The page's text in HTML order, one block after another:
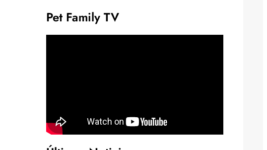
Pet Family TV